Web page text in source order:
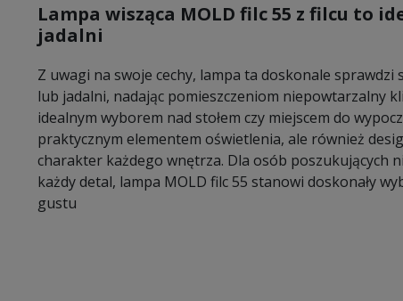
Lampa wisząca MOLD filc 55 z filcu to
jadalni
Z uwagi na swoje cechy, lampa ta doskonale sprawdzi
lub jadalni, nadając pomieszczeniom niepowtarzalny
idealnym wyborem nad stołem czy miejscem do
praktycznym elementem oświetlenia, ale również
charakter każdego wnętrza. Dla osób poszukujących
każdy detal, lampa MOLD filc 55 stanowi doskonały
gustu